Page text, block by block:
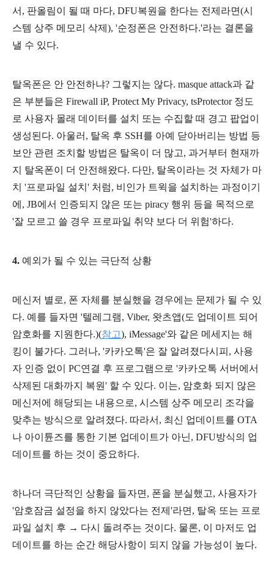
서, 판올림이 될 때 마다, DFU복원을 한다는 전제라면(시
스템 상주 메모리 삭제), '순정폰은 안전하다.'라는 결론을
낼 수 있다.
탈옥폰은 안 안전하냐? 그렇지는 않다. masque attack과 같
은 부분들은 Firewall iP, Protect My Privacy, tsProtector 정도
로 사용자 몰래 데이터를 설치 또는 수집할 때 경고 팝업이
생성된다. 아울러, 탈옥 후 SSH를 아예 닫아버리는 방법 등
보안 관련 조치할 방법은 탈옥이 더 많고, 과거부터 현재까
지 탈옥폰이 더 안전해왔다. 다만, 탈옥이라는 것 자체가 마
치 '프로파일 설치' 처럼, 비인가 트윅을 설치하는 과정이기
에, JB에서 인증되지 않은 또는 piracy 행위 등을 목적으로
'잘 모르고 쓸 경우 프로파일 취약 보다 더 위험'하다.
4. 예외가 될 수 있는 극단적 상황
메신저 별로, 폰 자체를 분실했을 경우에는 문제가 될 수 있
다. 예를 들자면 '텔레그램, Viber, 왓츠앱(도 업데이트 되어
암호화를 지원한다.)(참고), iMessage'와 같은 메세지는 해
킹이 불가다. 그러나, '카카오톡'은 잘 알려졌다시피, 사용
자 인증 없이 PC연결 후 프로그램으로 '카카오톡 서버에서
삭제된 대화까지 복원' 할 수 있다. 이는, 암호화 되지 않은
메신저에 해당되는 내용으로, 시스템 상주 메모리 조각을
맞추는 방식으로 알려졌다. 따라서, 최신 업데이트를 OTA
나 아이튠즈를 통한 기본 업데이트가 아닌, DFU방식의 업
데이트를 하는 것이 중요하다.
하나더 극단적인 상황을 들자면, 폰을 분실했고, 사용자가
'암호잠금 설정을 하지 않았다는 전제'라면, 탈옥 또는 프로
파일 설치 후 → 다시 돌려주는 것이다. 물론, 이 마저도 업
데이트를 하는 순간 해당사항이 되지 않을 가능성이 높다.